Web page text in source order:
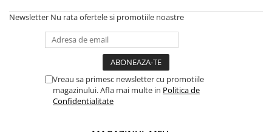
Newsletter Nu rata ofertele si promotiile noastre
Vreau sa primesc newsletter cu promotiile
magazinului. Afla mai multe in Politica de
Confidentialitate